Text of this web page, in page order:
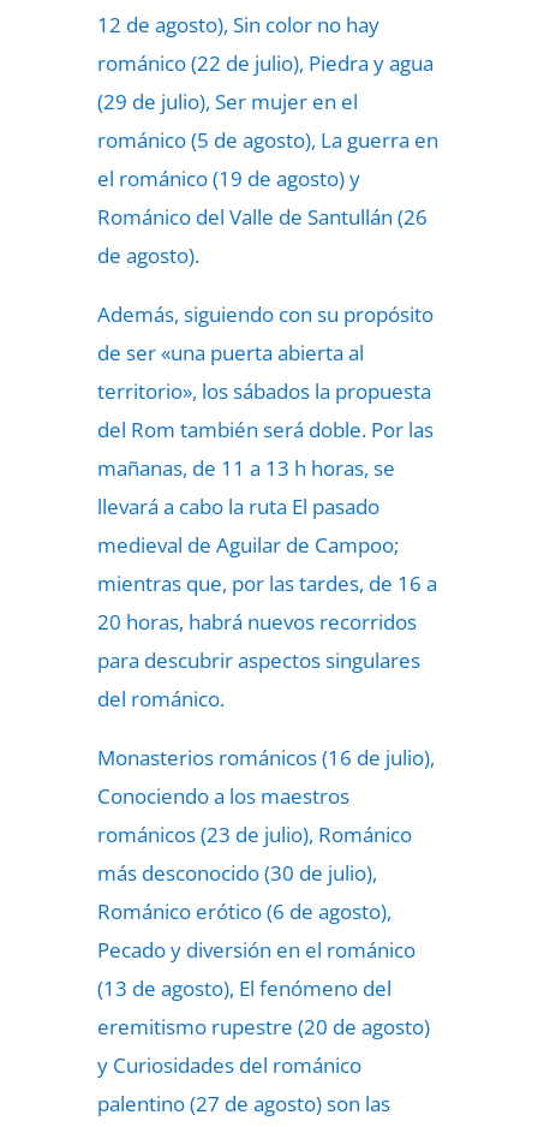
12 de agosto), Sin color no hay
románico (22 de julio), Piedra y agua
(29 de julio), Ser mujer en el
románico (5 de agosto), La guerra en
el románico (19 de agosto) y
Románico del Valle de Santullán (26
de agosto).
Además, siguiendo con su propósito
de ser «una puerta abierta al
territorio», los sábados la propuesta
del Rom también será doble. Por las
mañanas, de 11 a 13 h horas, se
llevará a cabo la ruta El pasado
medieval de Aguilar de Campoo;
mientras que, por las tardes, de 16 a
20 horas, habrá nuevos recorridos
para descubrir aspectos singulares
del románico.
Monasterios románicos (16 de julio),
Conociendo a los maestros
románicos (23 de julio), Románico
más desconocido (30 de julio),
Románico erótico (6 de agosto),
Pecado y diversión en el románico
(13 de agosto), El fenómeno del
eremitismo rupestre (20 de agosto)
y Curiosidades del románico
palentino (27 de agosto) son las